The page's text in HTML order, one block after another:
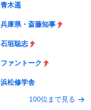
青木遥
兵庫県・斎藤知事
石垣聡志
ファントーク
浜松修学舎
100位まで見る